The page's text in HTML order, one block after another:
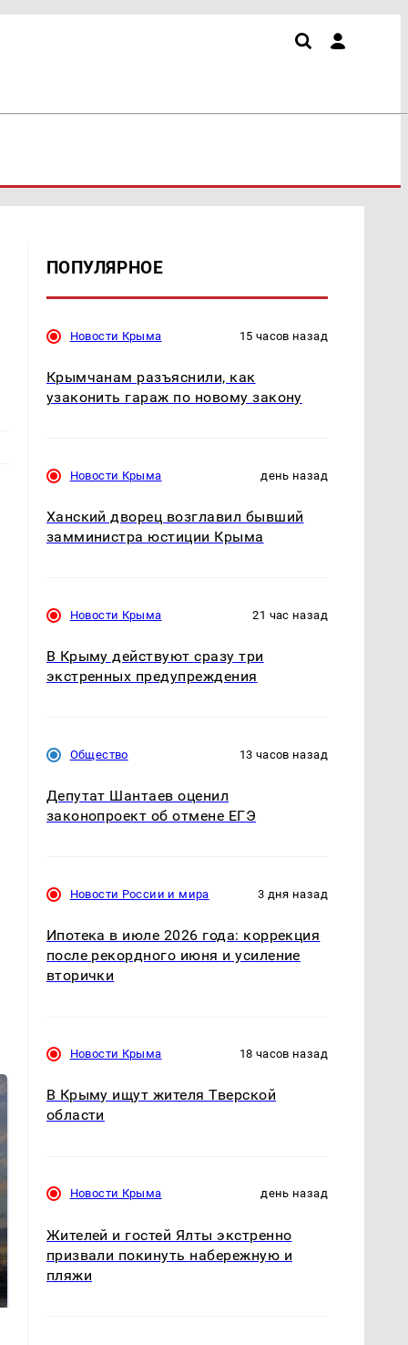
В магазинах России
ажиотаж из-за этого
СМИ: В Химках на
полицейскую
ПОПУЛЯРНОЕ
Новости Крыма 15 часов назад
Крымчанам разъяснили, как
узаконить гараж по новому закону
Новости Крыма день назад
Ханский дворец возглавил бывший
замминистра юстиции Крыма
Новости Крыма 21 час назад
В Крыму действуют сразу три
экстренных предупреждения
Общество 13 часов назад
Депутат Шантаев оценил
законопроект об отмене ЕГЭ
Новости России и мира 3 дня назад
Ипотека в июле 2026 года: коррекция
после рекордного июня и усиление
вторички
Новости Крыма 18 часов назад
В Крыму ищут жителя Тверской
области
Новости Крыма день назад
Жителей и гостей Ялты экстренно
призвали покинуть набережную и
пляжи